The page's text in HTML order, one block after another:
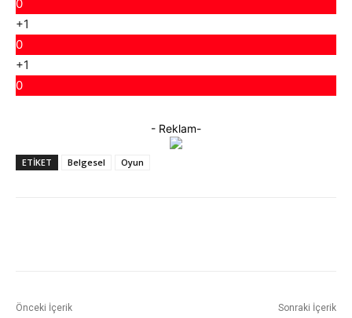
0
+1
0
+1
0
- Reklam-
ETIKET Belgesel Oyun
Önceki İçerik Sonraki İçerik